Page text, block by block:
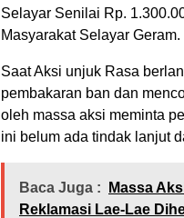
Selayar Senilai Rp.
Masyarakat Selayar Geram.
Saat Aksi unjuk Rasa
pembakaran ban dan
oleh massa aksi meminta
ini belum ada tindak lanjut
Baca Juga :
Massa
Reklamasi Lae-Lae